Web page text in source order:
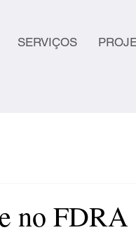
SERVIÇOS
no FDRA